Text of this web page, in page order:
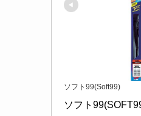
ソフト99(Soft99)
ソフト